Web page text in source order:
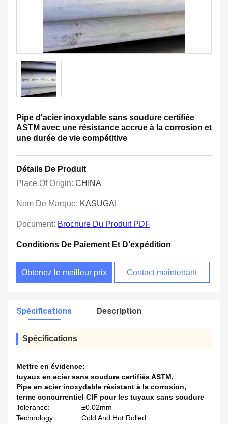
Pipe d'acier inoxydable sans soudure certifiée
ASTM avec une résistance accrue à la corrosion et
une durée de vie compétitive
Détails De Produit
Place Of Origin: CHINA
Nom De Marque: KASUGAI
Document: Brochure Du Produit PDF
Conditions De Paiement Et D'expédition
Obtenez le meilleur prix Contact maintenant
Spécifications Description
Spécifications
Mettre en évidence:
tuyaux en acier sans soudure certifiés ASTM,
Pipe en acier inoxydable résistant à la corrosion,
terme concurrentiel CIF pour les tuyaux sans soudure
Tolerance:
±0.02mm
Technology:
Cold And Hot Rolled